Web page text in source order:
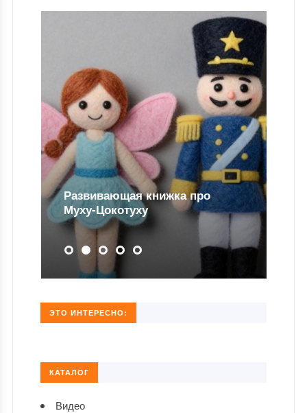
Развивающая книжка про
Муху-Цокотуху
ЭТО ИНТЕРЕСНО:
КАТАЛОГ
Видео